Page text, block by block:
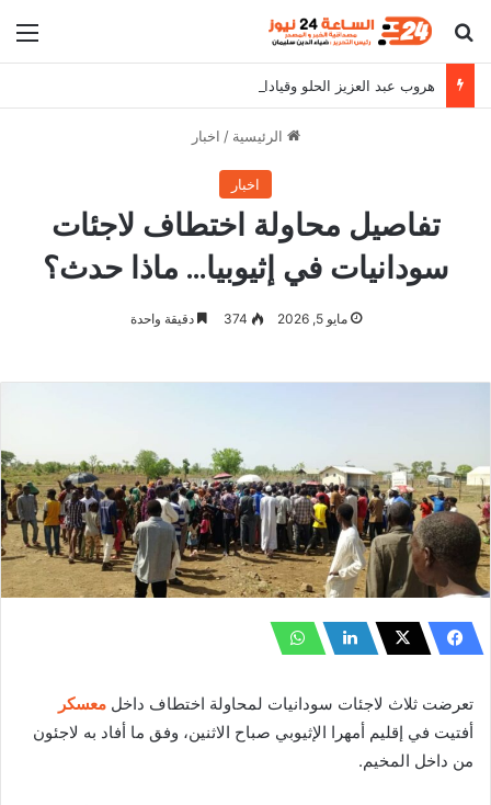
بحث عن
هروب عبد العزيز الحلو وقيادات الشعبية
الرئيسية / اخبار
اخبار
تفاصيل محاولة اختطاف لاجئات
سودانيات في إثيوبيا… ماذا حدث؟
مايو 5, 2026 374 دقيقة واحدة
تعرضت ثلاث لاجئات سودانيات لمحاولة اختطاف داخل معسكر
أفتيت في إقليم أمهرا الإثيوبي صباح الاثنين، وفق ما أفاد به لاجئون
من داخل المخيم.